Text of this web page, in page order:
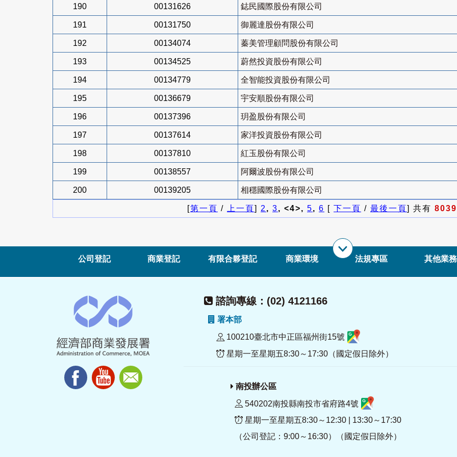
190 00131626 鋕民國際股份有限公司
191 00131750 御麗達股份有限公司
192 00134074 蓁美管理顧問股份有限公司
193 00134525 蔚然投資股份有限公司
194 00134779 全智能投資股份有限公司
195 00136679 宇安順股份有限公司
196 00137396 玥盈股份有限公司
197 00137614 家洋投資股份有限公司
198 00137810 紅玉股份有限公司
199 00138557 阿爾波股份有限公司
200 00139205 相穩國際股份有限公司
[第一頁 / 上一頁] 2, 3, <4>, 5, 6 [ 下一頁 / 最後一頁] 共有 8039
公司登記 商業登記 有限合夥登記 商業環境 法規專區 其他業務
諮詢專線：(02) 4121166
署本部
100210臺北市中正區福州街15號
星期一至星期五8:30～17:30（國定假日除外）
南投辦公區
540202南投縣南投市省府路4號
星期一至星期五8:30～12:30 | 13:30～17:30
（公司登記：9:00～16:30）（國定假日除外）